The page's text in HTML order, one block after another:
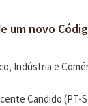
um novo
Indústria e
Candido (PT-